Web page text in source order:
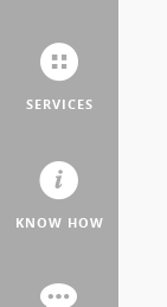
SERVICES
KNOW HOW